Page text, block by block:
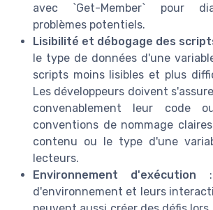
avec `Get-Member` pour
problèmes potentiels.
Lisibilité et débogage des
le type de données d'une
scripts moins lisibles et plus
Les développeurs doivent
convenablement leur code
conventions de nommage
contenu ou le type d'une
lecteurs.
Environnement d'exécution :
d'environnement et leurs